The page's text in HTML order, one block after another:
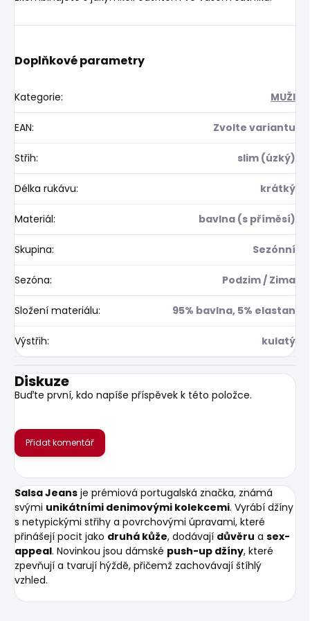
Doplňkové parametry
Kategorie: MUŽI
EAN: Zvolte variantu
Střih: slim (úzký)
Délka rukávu: krátký
Materiál: bavlna (s příměsí)
Skupina: Sezónní
Sezóna: Podzim / Zima
Složení materiálu: 95% bavlna, 5% elastan
Výstřih: kulatý
Diskuze
Buďte první, kdo napíše příspěvek k této položce.
Přidat komentář
Salsa Jeans je prémiová portugalská značka, známá
svými unikátními denimovými kolekcemi. Vyrábí džíny
s netypickými střihy a povrchovými úpravami, které
přinášejí pocit jako druhá kůže, dodávají důvěru a sex-
appeal. Novinkou jsou dámské push-up džíny, které
zpevňují a tvarují hýždě, přičemž zachovávají štíhlý
vzhled.